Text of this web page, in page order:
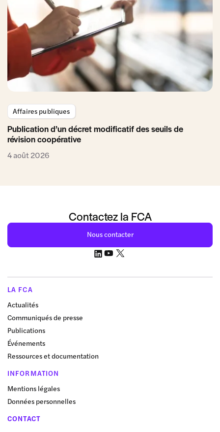
Affaires publiques
Publication d’un décret modificatif des seuils de
révision coopérative
4 août 2026
Contactez la FCA
Nous contacter
LA FCA
Actualités
Communiqués de presse
Publications
Événements
Ressources et documentation
INFORMATION
Mentions légales
Données personnelles
CONTACT